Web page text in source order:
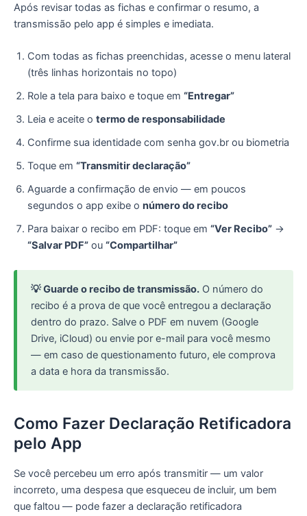
Após revisar todas as fichas e confirmar o resumo, a
transmissão pelo app é simples e imediata.
Com todas as fichas preenchidas, acesse o menu lateral
(três linhas horizontais no topo)
Role a tela para baixo e toque em “Entregar”
Leia e aceite o termo de responsabilidade
Confirme sua identidade com senha gov.br ou biometria
Toque em “Transmitir declaração”
Aguarde a confirmação de envio — em poucos
segundos o app exibe o número do recibo
Para baixar o recibo em PDF: toque em “Ver Recibo” →
“Salvar PDF” ou “Compartilhar”
💡 Guarde o recibo de transmissão. O número do
recibo é a prova de que você entregou a declaração
dentro do prazo. Salve o PDF em nuvem (Google
Drive, iCloud) ou envie por e-mail para você mesmo
— em caso de questionamento futuro, ele comprova
a data e hora da transmissão.
Como Fazer Declaração Retificadora
pelo App
Se você percebeu um erro após transmitir — um valor
incorreto, uma despesa que esqueceu de incluir, um bem
que faltou — pode fazer a declaração retificadora